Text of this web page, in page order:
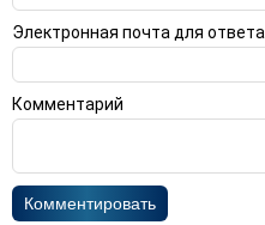
Электронная почта для ответа
Комментарий
Комментировать